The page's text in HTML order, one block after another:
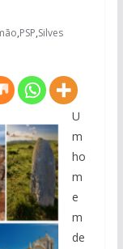
,PSP,Silves
U
m
ho
m
e
m
de